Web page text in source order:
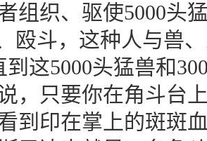
组织、驱使5000头
、殴斗，这种人与兽
到这5000头猛兽和
，只要你在角斗台
到印在掌上的斑斑